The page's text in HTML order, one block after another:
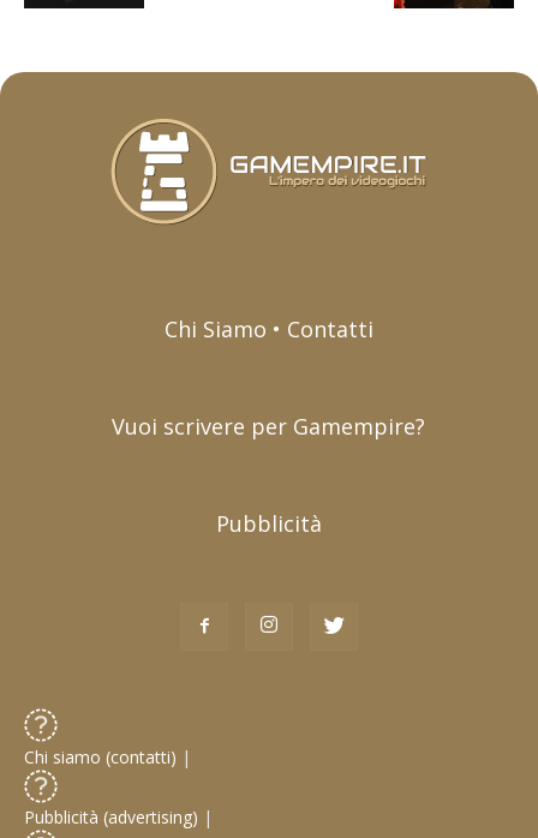
Chi Siamo • Contatti
Vuoi scrivere per Gamempire?
Pubblicità
Chi siamo (contatti) |
Pubblicità (advertising) |